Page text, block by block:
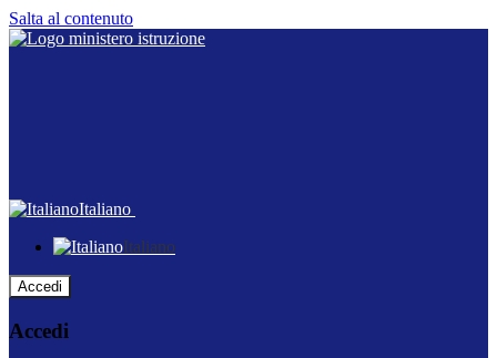
Salta al contenuto
Italiano
Italiano
Accedi
Accedi